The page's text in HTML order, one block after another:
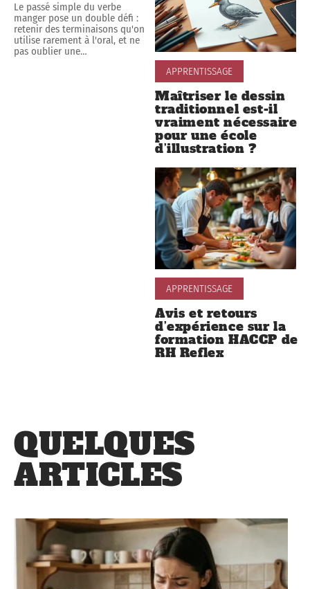
Le passé simple du verbe
manger pose un double défi :
retenir des terminaisons qu'on
utilise rarement à l'oral, et ne
pas oublier une…
APPRENTISSAGE
Maîtriser le dessin
traditionnel est-il
vraiment nécessaire
pour une école
d’illustration ?
APPRENTISSAGE
Avis et retours
d’expérience sur la
formation HACCP de
RH Reflex
QUELQUES
ARTICLES